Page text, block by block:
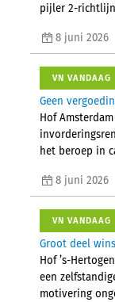
pijler 2-
8 juni 2026
VN VANDAAG
Geen
Hof
het beroep in
8 juni 2026
VN VANDAAG
Groot deel
Hof ’s-
een
motivering